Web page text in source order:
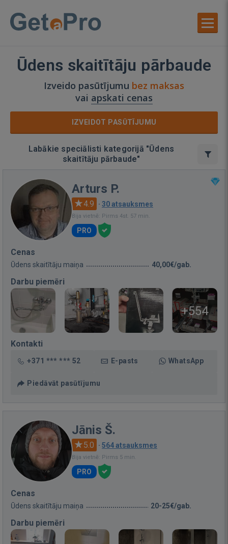
Ūdens skaitītāju pārbaude
Izveido pasūtījumu bez maksas
vai apskati cenas
IZVEIDOT PASŪTĪJUMU
Labākie speciālisti kategorijā "Ūdens
skaitītāju pārbaude"
Arturs P.
4.9 · 30 atsauksmes
Bija vietnē: Pirms 4st. 57 min.
PRO
Cenas
Ūdens skaitītāju maiņa 40,00€/gab.
Darbu piemēri
+554
Kontakti
+371 *** *** 52 E-pasts WhatsApp
Piedāvāt pasūtījumu
Jānis Š.
5.0 · 564 atsauksmes
Bija vietnē: Pirms 5 min.
PRO
Cenas
Ūdens skaitītāju maiņa 20-25€/gab.
Darbu piemēri